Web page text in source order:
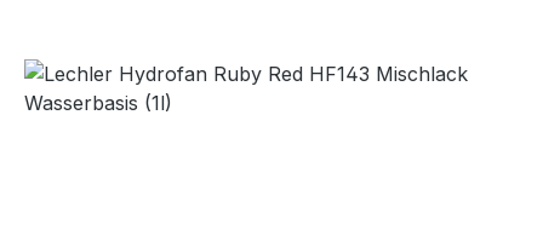
Bildergalerie überspringen